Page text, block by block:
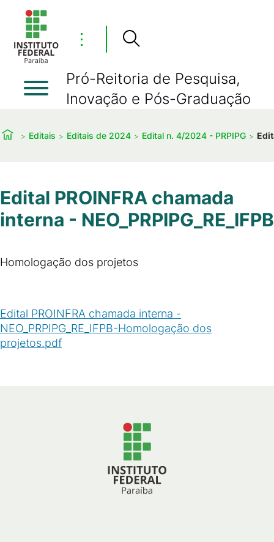
⋮
Pró-Reitoria de Pesquisa,
Inovação e Pós-Graduação
Editais Editais de 2024 Edital n. 4/2024 - PRPIPG
Edital PROINFRA chamada
interna - NEO_PRPIPG_RE_IFPB
Homologação dos projetos
Edital PROINFRA chamada interna -
NEO_PRPIPG_RE_IFPB-Homologação dos
projetos.pdf